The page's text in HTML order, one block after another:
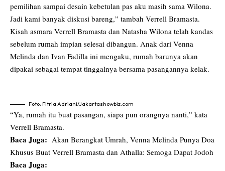
pemilihan sampai desain kebetulan pas aku masih sama Wilona.
Jadi kami banyak diskusi bareng,” tambah Verrell Bramasta.
Kisah asmara Verrell Bramasta dan Natasha Wilona telah kandas
sebelum rumah impian selesai dibangun. Anak dari Venna
Melinda dan Ivan Fadilla ini mengaku, rumah barunya akan
dipakai sebagai tempat tinggalnya bersama pasangannya kelak.
Foto: Fitria Adriani/Jakartashowbiz.com
“Ya, rumah itu buat pasangan, siapa pun orangnya nanti,” kata
Verrell Bramasta.
Baca Juga: Akan Berangkat Umrah, Venna Melinda Punya Doa
Khusus Buat Verrell Bramasta dan Athalla: Semoga Dapat Jodoh
Baca Juga: